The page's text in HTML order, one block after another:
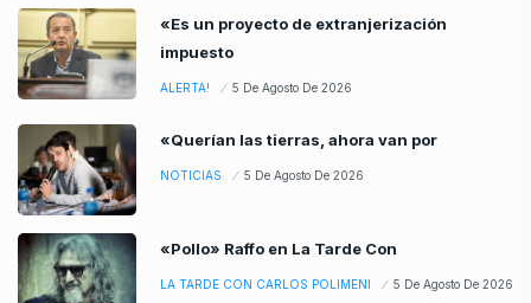
«Es un proyecto de extranjerización
impuesto
ALERTA! 5 De Agosto De 2026
«Querían las tierras, ahora van por
NOTICIAS 5 De Agosto De 2026
«Pollo» Raffo en La Tarde Con
LA TARDE CON CARLOS POLIMENI 5 De Agosto De 2026